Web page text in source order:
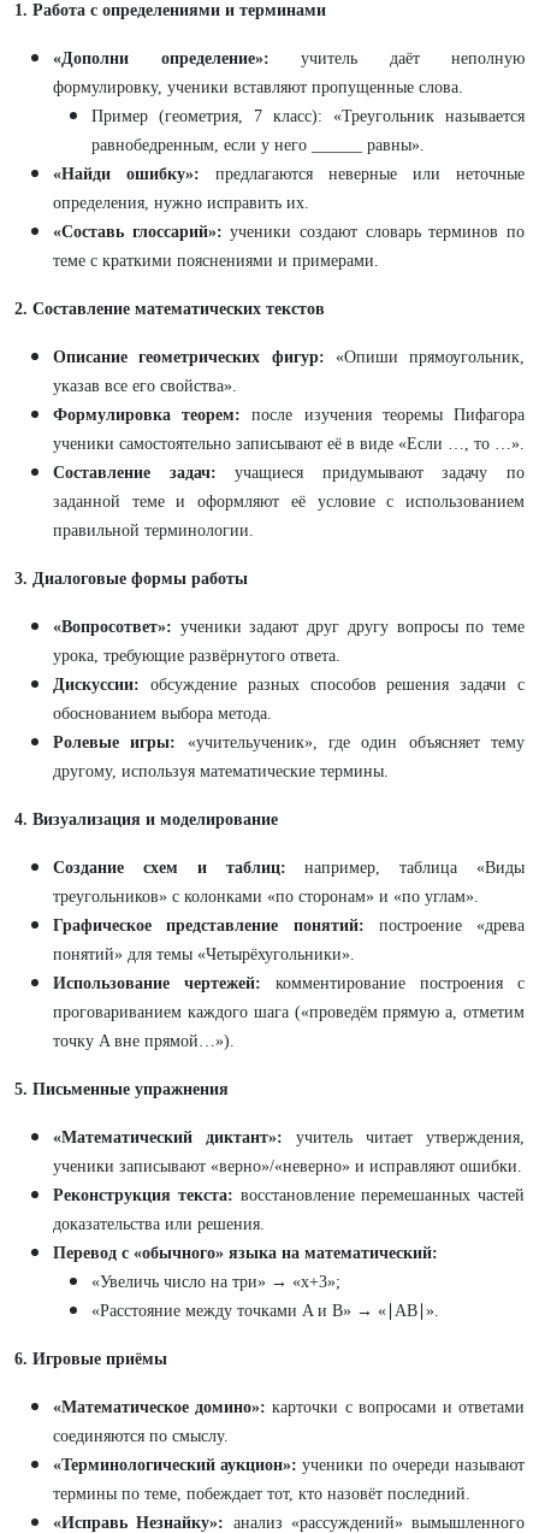
1. Работа с определениями и терминами
«Дополни определение»: учитель даёт неполную
формулировку, ученики вставляют пропущенные слова.
Пример (геометрия, 7 класс): «Треугольник называется
равнобедренным, если у него ______ равны».
«Найди ошибку»: предлагаются неверные или неточные
определения, нужно исправить их.
«Составь глоссарий»: ученики создают словарь терминов по
теме с краткими пояснениями и примерами.
2. Составление математических текстов
Описание геометрических фигур: «Опиши прямоугольник,
указав все его свойства».
Формулировка теорем: после изучения теоремы Пифагора
ученики самостоятельно записывают её в виде «Если …, то …».
Составление задач: учащиеся придумывают задачу по
заданной теме и оформляют её условие с использованием
правильной терминологии.
3. Диалоговые формы работы
«Вопросответ»: ученики задают друг другу вопросы по теме
урока, требующие развёрнутого ответа.
Дискуссии: обсуждение разных способов решения задачи с
обоснованием выбора метода.
Ролевые игры: «учительученик», где один объясняет тему
другому, используя математические термины.
4. Визуализация и моделирование
Создание схем и таблиц: например, таблица «Виды
треугольников» с колонками «по сторонам» и «по углам».
Графическое представление понятий: построение «древа
понятий» для темы «Четырёхугольники».
Использование чертежей: комментирование построения с
проговариванием каждого шага («проведём прямую a, отметим
точку A вне прямой…»).
5. Письменные упражнения
«Математический диктант»: учитель читает утверждения,
ученики записывают «верно»/«неверно» и исправляют ошибки.
Реконструкция текста: восстановление перемешанных частей
доказательства или решения.
Перевод с «обычного» языка на математический:
«Увеличь число на три» → «x+3»;
«Расстояние между точками A и B» → «∣AB∣».
6. Игровые приёмы
«Математическое домино»: карточки с вопросами и ответами
соединяются по смыслу.
«Терминологический аукцион»: ученики по очереди называют
термины по теме, побеждает тот, кто назовёт последний.
«Исправь Незнайку»: анализ «рассуждений» вымышленного